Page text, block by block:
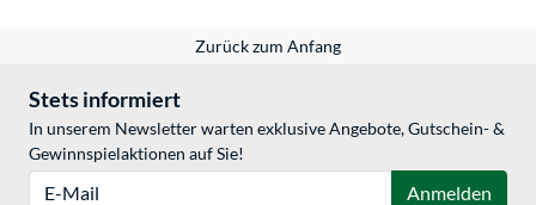
Zurück zum Anfang
Stets informiert
In unserem Newsletter warten exklusive Angebote, Gutschein- &
Gewinnspielaktionen auf Sie!
Anmelden